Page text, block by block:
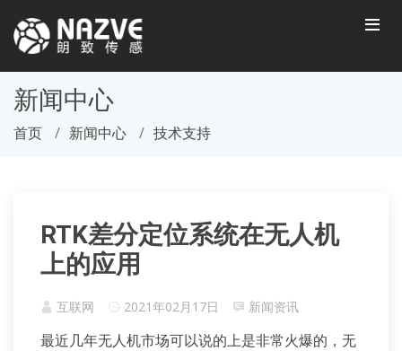
新闻中心
首页 新闻中心 技术支持
RTK差分定位系统在无人机
上的应用
互联网 2021年02月17日 新闻资讯
最近几年无人机市场可以说的上是非常火爆的，无